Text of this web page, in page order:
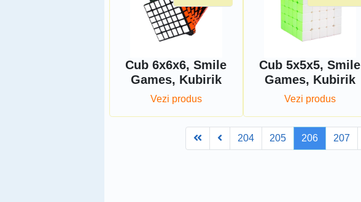
Cub 6x6x6, Smile
Games, Kubirik
Vezi produs
Cub 5x5x5, Smile
Games, Kubirik
Vezi produs
FirstPrev204 205 206 207